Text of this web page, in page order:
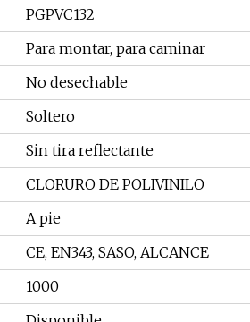
PGPVC132
Para montar, para caminar
No desechable
Soltero
Sin tira reflectante
CLORURO DE POLIVINILO
A pie
CE, EN343, SASO, ALCANCE
1000